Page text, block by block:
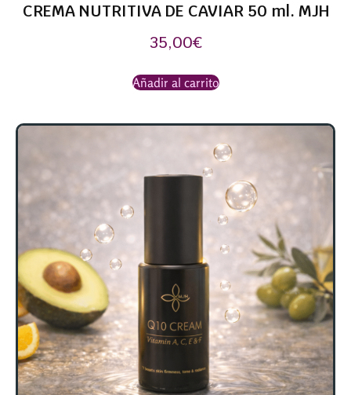
CREMA NUTRITIVA DE CAVIAR 50 ml. MJH
35,00€
Añadir al carrito